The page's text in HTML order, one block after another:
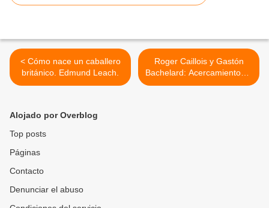
< Cómo nace un caballero
británico. Edmund Leach.
Roger Caillois y Gastón
Bachelard: Acercamientos a
lo imaginario. Alfonso
Alojado por Overblog
Top posts
Páginas
Contacto
Denunciar el abuso